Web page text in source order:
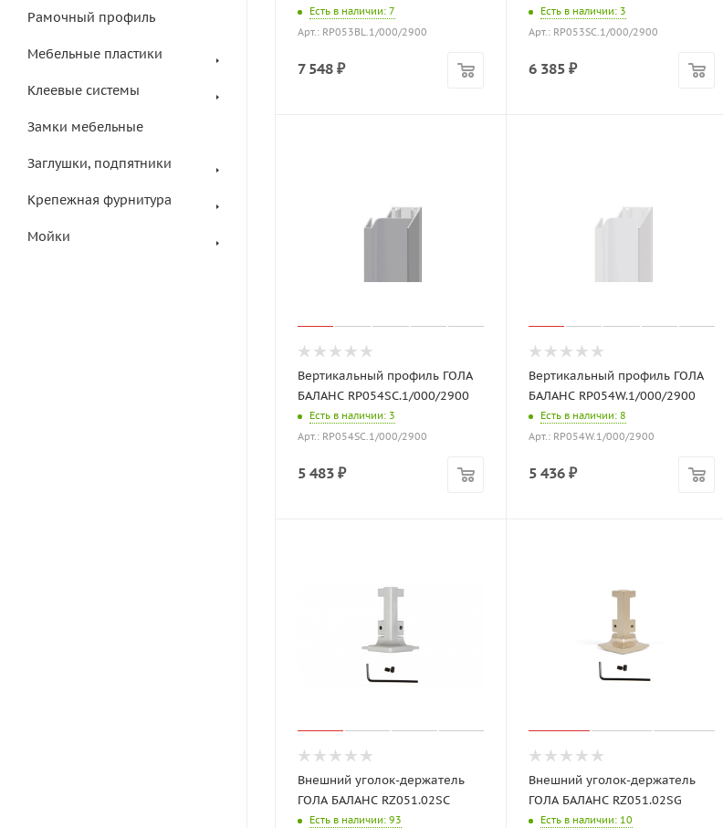
Рамочный профиль
Мебельные пластики
Клеевые системы
Замки мебельные
Заглушки, подпятники
Крепежная фурнитура
Мойки
Есть в наличии: 7
Арт.: RP053BL.1/000/2900
7 548 ₽
Есть в наличии: 3
Арт.: RP053SC.1/000/2900
6 385 ₽
Вертикальный профиль ГОЛА
БАЛАНС RP054SC.1/000/2900
Есть в наличии: 3
Арт.: RP054SC.1/000/2900
5 483 ₽
Вертикальный профиль ГОЛА
БАЛАНС RP054W.1/000/2900
Есть в наличии: 8
Арт.: RP054W.1/000/2900
5 436 ₽
Внешний уголок-держатель
ГОЛА БАЛАНС RZ051.02SC
Есть в наличии: 93
Внешний уголок-держатель
ГОЛА БАЛАНС RZ051.02SG
Есть в наличии: 10